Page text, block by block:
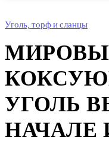
Уголь, торф и сланцы
УГОЛЬ
НАЧАЛЕ